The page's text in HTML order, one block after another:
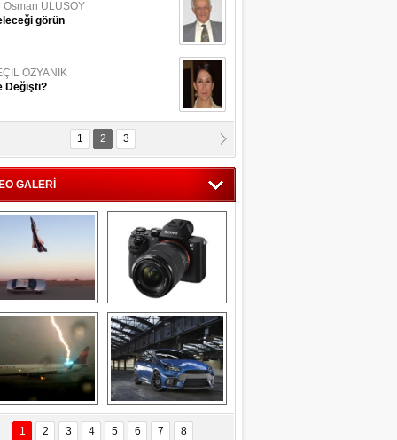
Osman ULUSOY
görün
ÖZYANIK
Değişti?
KÖYATASI
Vatan !
1 2 3
GALERİ
Savaş uçağı
pilotundan
muhteşem gösteri
Sony Alpha 7R II ön
inceleme
Delta uçağına
yıldırım çarptı
Ford Focus RS
(2015)
1 2 3 4 5 6 7 8